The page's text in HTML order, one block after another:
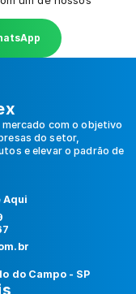
mercado com o objetivo
do setor,
e elevar o padrão de
Aqui
do Campo - SP